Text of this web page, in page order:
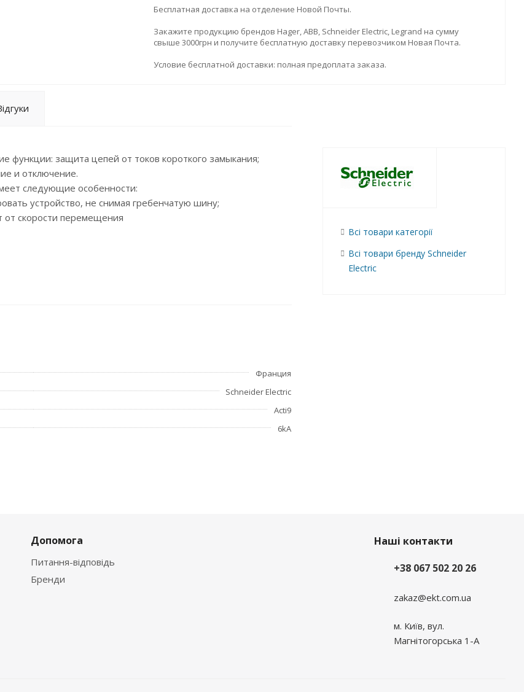
Бесплатная доставка на отделение Новой Почты.
Закажите продукцию брендов Hager, ABB, Schneider Electric, Legrand на сумму
свыше 3000грн и получите бесплатную доставку перевозчиком Новая Почта.
Условие бесплатной доставки: полная предоплата заказа.
функции: защита цепей от токов короткого замыкания;
и отключение.
следующие особенности:
устройство, не снимая гребенчатую шину;
от скорости перемещения
Франция
Schneider Electric
Acti9
6kA
Всі товари категорії
Всі товари бренду Schneider
Electric
Допомога
Питання-відповідь
Бренди
Наші контакти
+38 067 502 20 26
zakaz@ekt.com.ua
м. Київ, вул.
Магнітогорська 1-А